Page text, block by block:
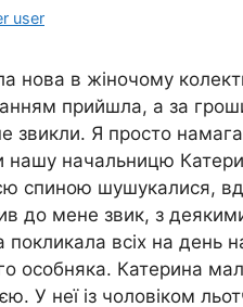
user
нова в жіночому
прийшла, а за
звикли. Я просто
нашу начальницю
спиною шушукалися,
до мене звик, з
покликала всіх на
особняка. Катерина
У неї із чоловіком